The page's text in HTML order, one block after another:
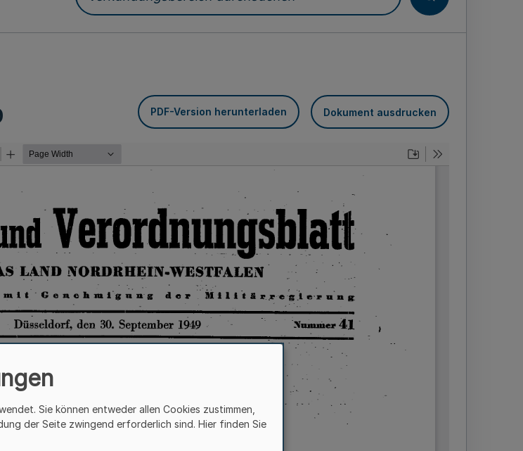
Verkündungsbereich durchsuchen
PDF-Version herunterladen Dokument ausdrucken
Sie können entweder allen Cookies zustimmen,
der Seite zwingend erforderlich sind. Hier finden Sie